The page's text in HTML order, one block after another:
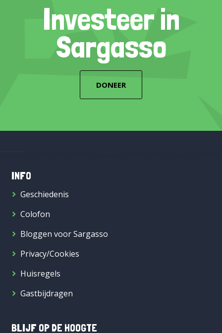
Investeer in
Sargasso
DONEER
INFO
Geschiedenis
Colofon
Bloggen voor Sargasso
Privacy/Cookies
Huisregels
Gastbijdragen
BLIJF OP DE HOOGTE